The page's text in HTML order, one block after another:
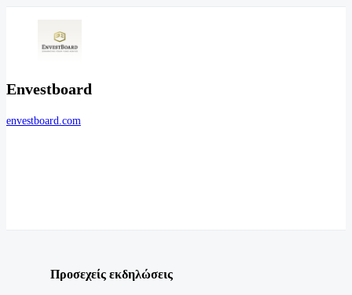
Envestboard
envestboard.com
Προσεχείς εκδηλώσεις